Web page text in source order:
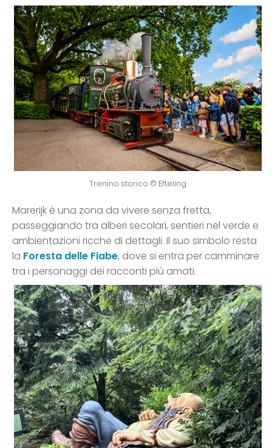
Trenino storico © Efteling
Marerijk è una zona da vivere senza fretta,
passeggiando tra alberi secolari, sentieri nel verde e
ambientazioni ricche di dettagli. Il suo simbolo resta
la Foresta delle Fiabe, dove si entra per camminare
tra i personaggi dei racconti più amati.